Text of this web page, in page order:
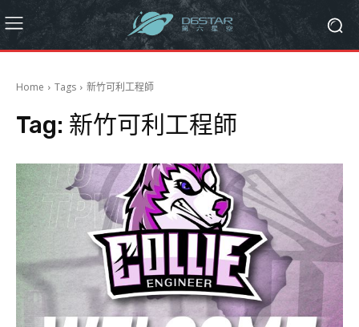
Home Tags 新竹可利工程師
Tag: 新竹可利工程師